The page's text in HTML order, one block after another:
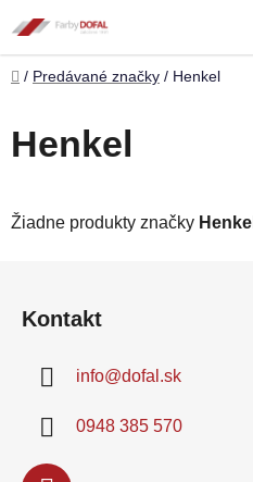
na
obsah
Domov
/ Predávané značky / Henkel
Henkel
Žiadne produkty značky Henkel
Kontakt
info@dofal.sk
0948 385 570